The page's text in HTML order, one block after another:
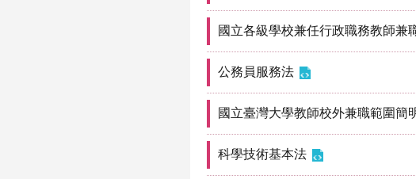
國立各級學校兼任行政職務教師兼
公務員服務法
國立臺灣大學教師校外兼職範圍簡
科學技術基本法